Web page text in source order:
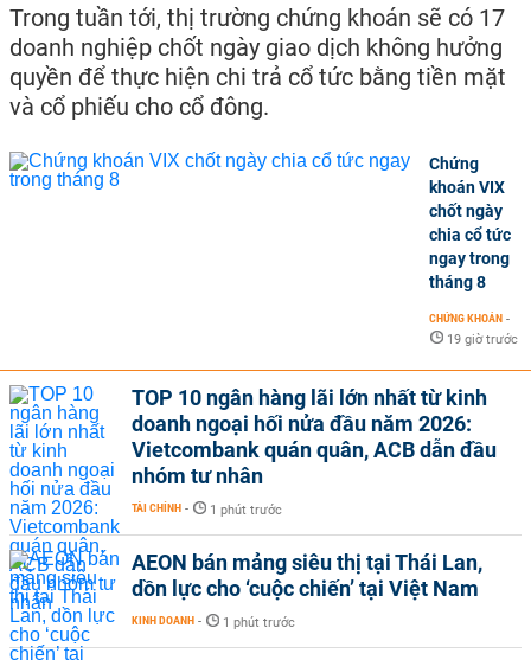
Trong tuần tới, thị trường chứng khoán sẽ có 17
doanh nghiệp chốt ngày giao dịch không hưởng
quyền để thực hiện chi trả cổ tức bằng tiền mặt
và cổ phiếu cho cổ đông.
Chứng
khoán VIX
chốt ngày
chia cổ tức
ngay trong
tháng 8
CHỨNG KHOÁN -
19 giờ trước
TOP 10 ngân hàng lãi lớn nhất từ kinh
doanh ngoại hối nửa đầu năm 2026:
Vietcombank quán quân, ACB dẫn đầu
nhóm tư nhân
TÀI CHÍNH - 1 phút trước
AEON bán mảng siêu thị tại Thái Lan,
dồn lực cho ‘cuộc chiến’ tại Việt Nam
KINH DOANH - 1 phút trước